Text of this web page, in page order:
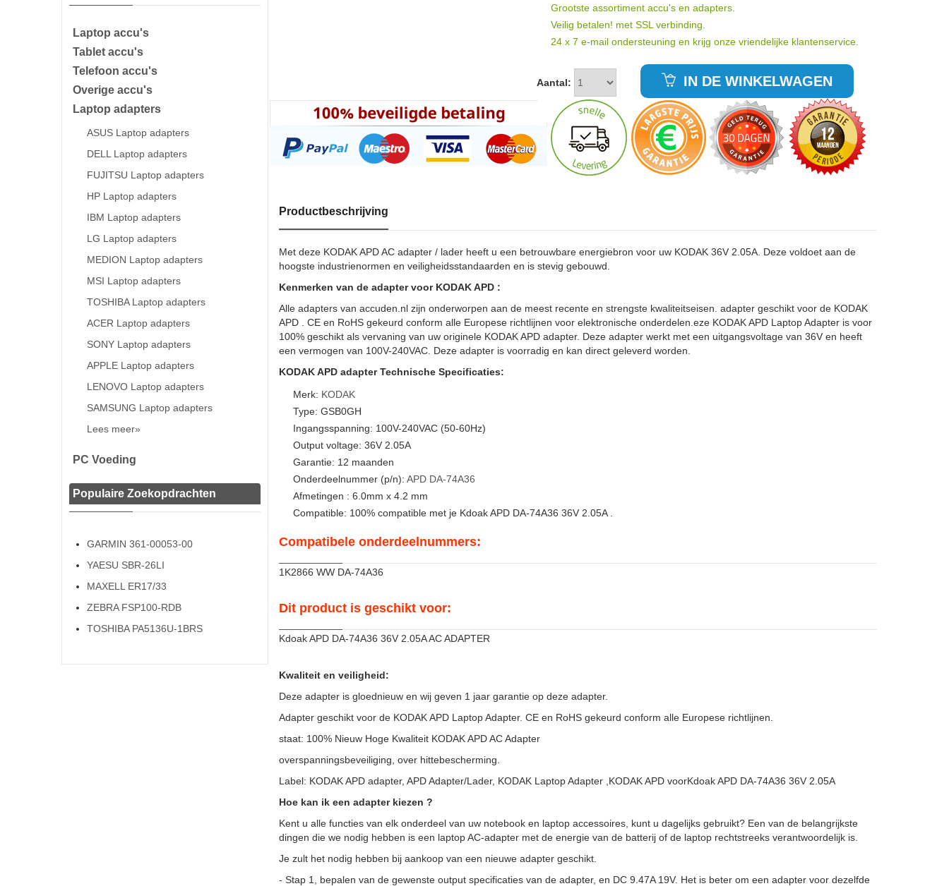
Laptop accu's
Tablet accu's
Telefoon accu's
Overige accu's
Laptop adapters
ASUS Laptop adapters
DELL Laptop adapters
FUJITSU Laptop adapters
HP Laptop adapters
IBM Laptop adapters
LG Laptop adapters
MEDION Laptop adapters
MSI Laptop adapters
TOSHIBA Laptop adapters
ACER Laptop adapters
SONY Laptop adapters
APPLE Laptop adapters
LENOVO Laptop adapters
SAMSUNG Laptop adapters
Lees meer»
PC Voeding
Populaire Zoekopdrachten
GARMIN 361-00053-00
YAESU SBR-26LI
MAXELL ER17/33
ZEBRA FSP100-RDB
TOSHIBA PA5136U-1BRS
Grootste assortiment accu's en adapters.
Veilig betalen! met SSL verbinding.
24 x 7 e-mail ondersteuning en krijg onze vriendelijke klantenservice.
Aantal: IN DE WINKELWAGEN
Productbeschrijving
Met deze KODAK APD AC adapter / lader heeft u een betrouwbare energiebron voor uw KODAK 36V 2.05A. Deze voldoet aan de
hoogste industrienormen en veiligheidsstandaarden en is stevig gebouwd.
Kenmerken van de adapter voor KODAK APD :
Alle adapters van accuden.nl zijn onderworpen aan de meest recente en strengste kwaliteitseisen. adapter geschikt voor de KODAK
APD . CE en RoHS gekeurd conform alle Europese richtlijnen voor elektronische onderdelen.eze KODAK APD Laptop Adapter is voor
100% geschikt als vervaning van uw originele KODAK APD adapter. Deze adapter werkt met een uitgangsvoltage van 36V en heeft
een vermogen van 100V-240VAC. Deze adapter is voorradig en kan direct geleverd worden.
KODAK APD adapter Technische Specificaties:
Merk: KODAK
Type: GSB0GH
Ingangsspanning: 100V-240VAC (50-60Hz)
Output voltage: 36V 2.05A
Garantie: 12 maanden
Onderdeelnummer (p/n): APD DA-74A36
Afmetingen : 6.0mm x 4.2 mm
Compatible: 100% compatible met je Kdoak APD DA-74A36 36V 2.05A .
Compatibele onderdeelnummers:
1K2866 WW DA-74A36
Dit product is geschikt voor:
Kdoak APD DA-74A36 36V 2.05A AC ADAPTER
Kwaliteit en veiligheid:
Deze adapter is gloednieuw en wij geven 1 jaar garantie op deze adapter.
Adapter geschikt voor de KODAK APD Laptop Adapter. CE en RoHS gekeurd conform alle Europese richtlijnen.
staat: 100% Nieuw Hoge Kwaliteit KODAK APD AC Adapter
overspanningsbeveiliging, over hittebescherming.
Label: KODAK APD adapter, APD Adapter/Lader, KODAK Laptop Adapter ,KODAK APD voorKdoak APD DA-74A36 36V 2.05A
Hoe kan ik een adapter kiezen ?
Kent u alle functies van elk onderdeel van uw notebook en laptop accessoires, kunt u dagelijks gebruikt? Een van de belangrijkste
dingen die we nodig hebben is een laptop AC-adapter met de energie van de batterij of de laptop rechtstreeks verantwoordelijk is.
Je zult het nodig hebben bij aankoop van een nieuwe adapter geschikt.
- Stap 1, bepalen van de gewenste output specificaties van de adapter, en DC 9.47A 19V. Het is beter om een adapter voor dezelfde